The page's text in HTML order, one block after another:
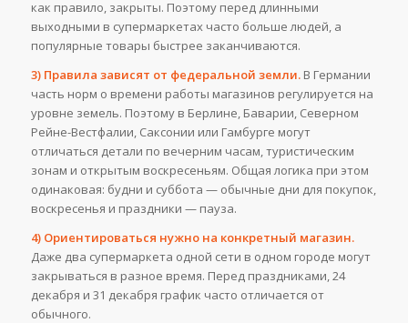
как правило, закрыты. Поэтому перед длинными
выходными в супермаркетах часто больше людей, а
популярные товары быстрее заканчиваются.
3) Правила зависят от федеральной земли.В Германии
часть норм о времени работы магазинов регулируется на
уровне земель. Поэтому в Берлине, Баварии, Северном
Рейне-Вестфалии, Саксонии или Гамбурге могут
отличаться детали по вечерним часам, туристическим
зонам и открытым воскресеньям. Общая логика при этом
одинаковая: будни и суббота — обычные дни для покупок,
воскресенья и праздники — пауза.
4) Ориентироваться нужно на конкретный магазин.
Даже два супермаркета одной сети в одном городе могут
закрываться в разное время. Перед праздниками, 24
декабря и 31 декабря график часто отличается от
обычного.